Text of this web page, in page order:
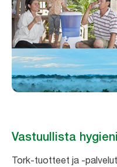
Vastuullista
Tork-tuotteet ja -